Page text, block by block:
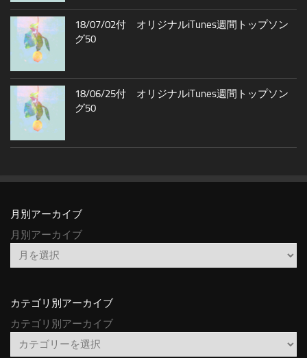
18/07/02付 オリジナルiTunes週間トップソン
グ50
18/06/25付 オリジナルiTunes週間トップソン
グ50
月別アーカイブ
月別アーカイブ
カテゴリ別アーカイブ
カテゴリ別アーカイブ